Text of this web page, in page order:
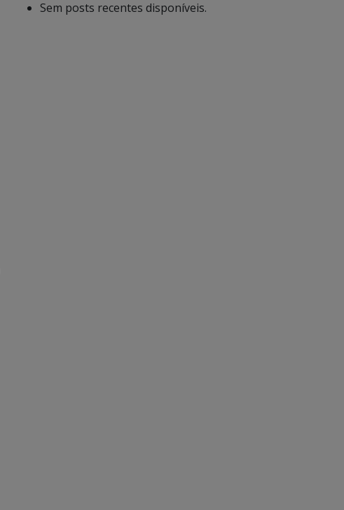
Sem posts recentes disponíveis.